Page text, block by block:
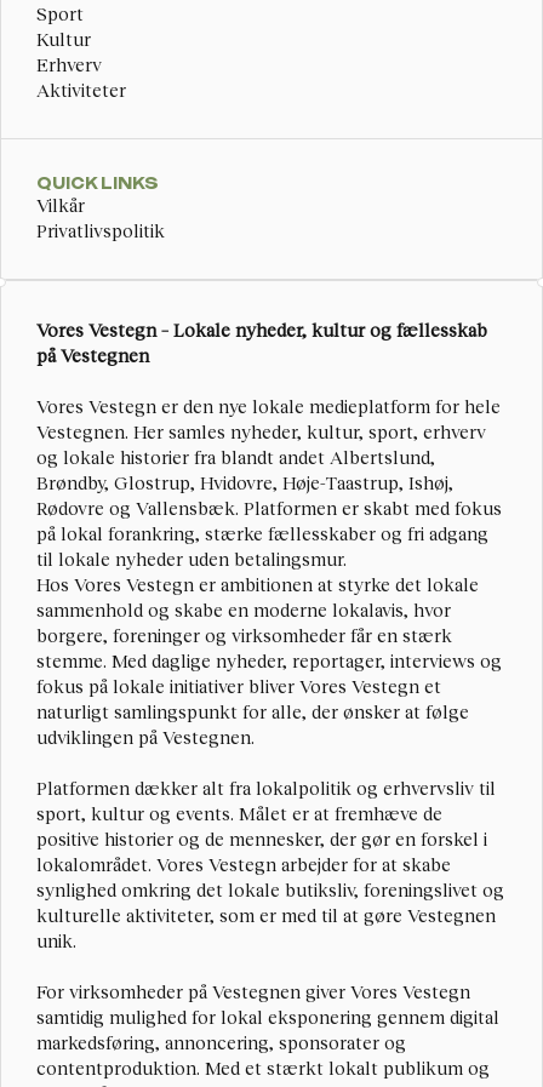
Sport
Kultur
Erhverv
Aktiviteter
QUICK LINKS
Vilkår
Privatlivspolitik
Vores Vestegn – Lokale nyheder, kultur og fællesskab
på Vestegnen
Vores Vestegn er den nye lokale medieplatform for hele
Vestegnen. Her samles nyheder, kultur, sport, erhverv
og lokale historier fra blandt andet Albertslund,
Brøndby, Glostrup, Hvidovre, Høje-Taastrup, Ishøj,
Rødovre og Vallensbæk. Platformen er skabt med fokus
på lokal forankring, stærke fællesskaber og fri adgang
til lokale nyheder uden betalingsmur.
Hos Vores Vestegn er ambitionen at styrke det lokale
sammenhold og skabe en moderne lokalavis, hvor
borgere, foreninger og virksomheder får en stærk
stemme. Med daglige nyheder, reportager, interviews og
fokus på lokale initiativer bliver Vores Vestegn et
naturligt samlingspunkt for alle, der ønsker at følge
udviklingen på Vestegnen.
Platformen dækker alt fra lokalpolitik og erhvervsliv til
sport, kultur og events. Målet er at fremhæve de
positive historier og de mennesker, der gør en forskel i
lokalområdet. Vores Vestegn arbejder for at skabe
synlighed omkring det lokale butiksliv, foreningslivet og
kulturelle aktiviteter, som er med til at gøre Vestegnen
unik.
For virksomheder på Vestegnen giver Vores Vestegn
samtidig mulighed for lokal eksponering gennem digital
markedsføring, annoncering, sponsorater og
contentproduktion. Med et stærkt lokalt publikum og